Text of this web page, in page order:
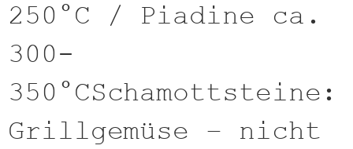
250°C / Piadine ca.
300-
350°CSchamottsteine:
Grillgemüse – nicht